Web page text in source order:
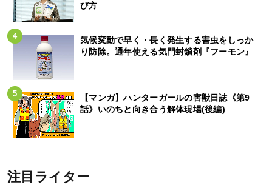
び方
気候変動で早く・長く発生する害虫をしっか
り防除。通年使える気門封鎖剤『フーモン』
【マンガ】ハンターガールの害獣日誌《第9
話》いのちと向き合う解体現場(後編)
注目ライター